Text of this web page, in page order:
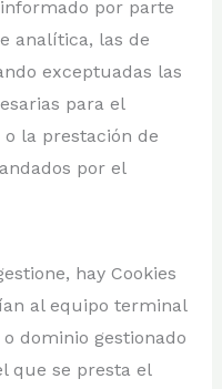
por parte
analítica, las de
exceptuadas las
para el
la prestación de
por el
hay Cookies
al equipo terminal
dominio gestionado
que se presta el